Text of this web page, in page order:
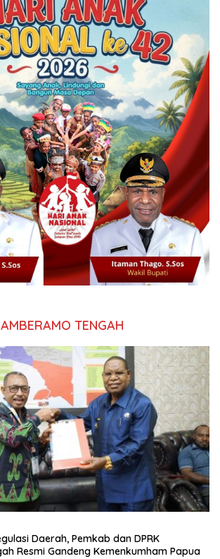
TENGAH
Daerah, Pemkab dan DPRK
Resmi Gandeng Kemenkumham Papua